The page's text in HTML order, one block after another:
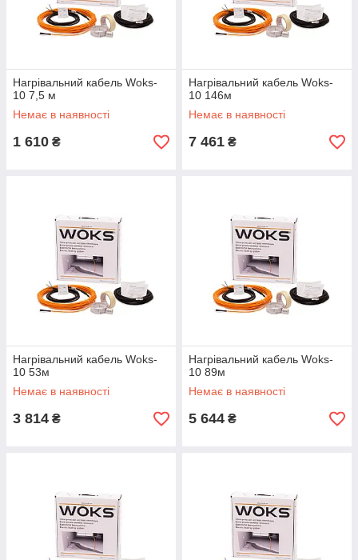
Нагрівальний кабель Woks-
10 7,5 м
Немає в наявності
1 610 ₴
Нагрівальний кабель Woks-
10 146м
Немає в наявності
7 461 ₴
Нагрівальний кабель Woks-
10 53м
Немає в наявності
3 814 ₴
Нагрівальний кабель Woks-
10 89м
Немає в наявності
5 644 ₴